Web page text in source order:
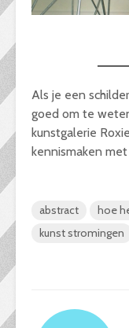
Als je een
goed om te
kunstgalerie
kennismaken
abstract hoe
kunst stromingen